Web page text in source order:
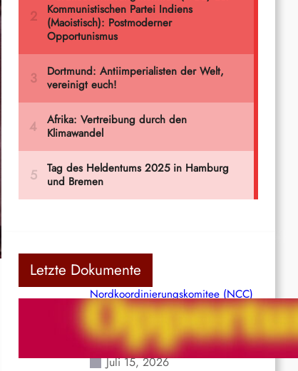
Letzte Dokumente
Nordkoordinierungskomitee (NCC)
der Kommunistischen Partei Indiens
(Maoistisch): Postmoderner
Opportunismus
Juli 15, 2026